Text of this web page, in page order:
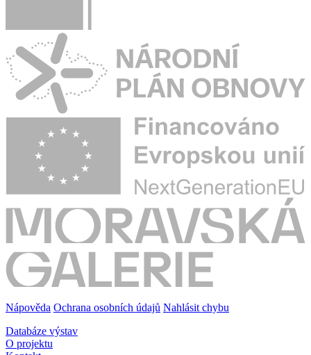
Nápověda Ochrana osobních údajů Nahlásit chybu
Databáze výstav
O projektu